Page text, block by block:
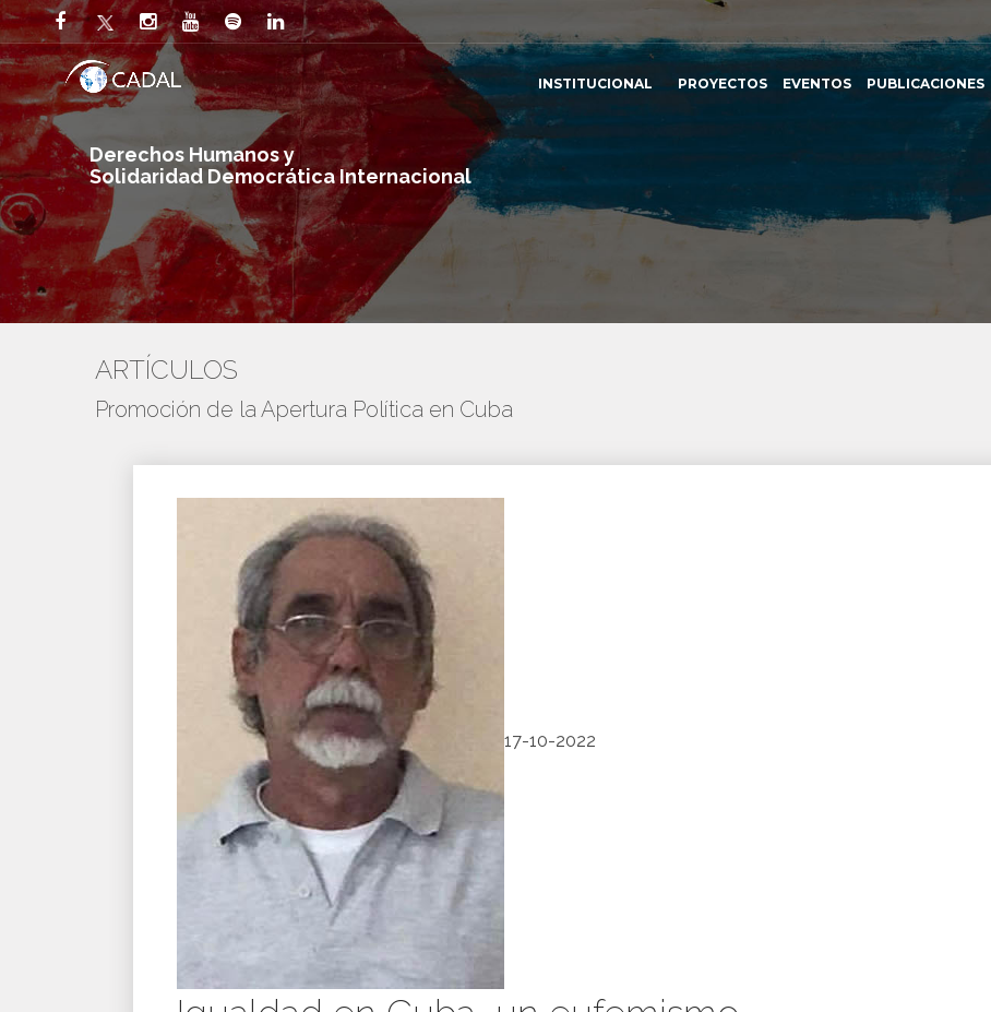
Derechos Humanos y
Solidaridad Democrática Internacional
INSTITUCIONAL PROYECTOS EVENTOS PUBLICACIONES
ARTÍCULOS
Promoción de la Apertura Política en Cuba
17-10-2022